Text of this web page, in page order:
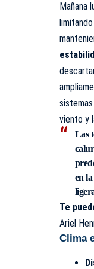
Mañana
viento y
Las
en
Te
Ariel
Clima